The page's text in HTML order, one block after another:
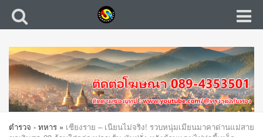
ตำรวจ - ทหาร » เชียงราย – เนียนไม่จริง! รวบหนุ่มเมียนมาคาด่านแม่สาย